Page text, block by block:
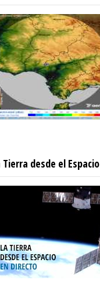
Tierra desde el Espacio